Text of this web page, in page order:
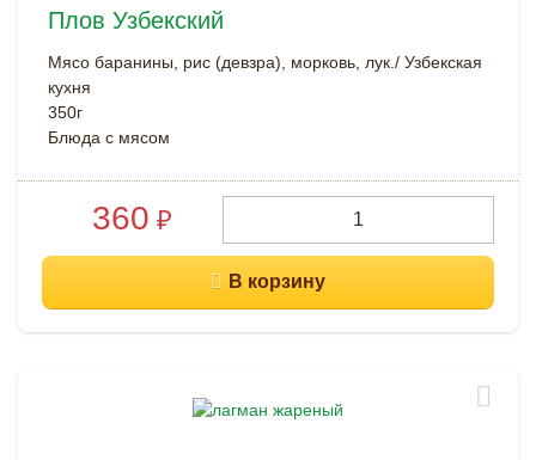
Плов Узбекский
Мясо баранины, рис (девзра), морковь, лук./ Узбекская
кухня
350г
Блюда с мясом
360 ₽